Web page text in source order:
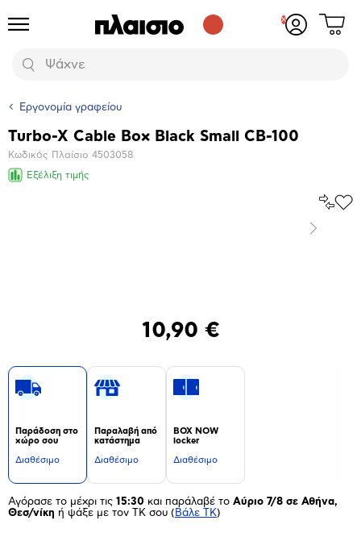
Προϊόντα
Αναζήτηση
Δες
Εργονομία γραφείου
Βασικά
χαρακτηριστικά
Turbo-X Cable Box Black Small CB-100
Κωδικός Πλαίσιο 4503058
Εξέλιξη τιμής
Επόμενο
10,90 €
Παράδοση στο
χώρο σου
Διαθέσιμο
Παραλαβή από
κατάστημα
Διαθέσιμο
BOX NOW
locker
Διαθέσιμο
Αγόρασε το μέχρι τις 15:30 και παράλαβέ το Αύριο 7/8 σε Αθήνα,
Θεσ/νίκη ή ψάξε με τον ΤΚ σου ( Βάλε ΤΚ)